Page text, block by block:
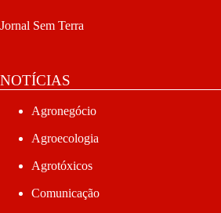
Jornal Sem Terra
NOTÍCIAS
Agronegócio
Agroecologia
Agrotóxicos
Comunicação